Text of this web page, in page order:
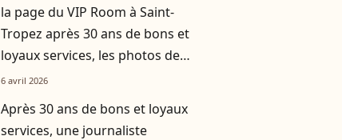
la page du VIP Room à Saint-
Tropez après 30 ans de bons et
loyaux services, les photos de
sa soirée de fermeture
6 avril 2026
Après 30 ans de bons et loyaux
services, une journaliste